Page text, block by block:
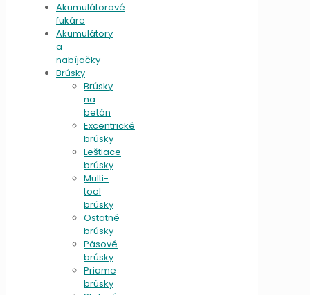
Akumulátorové
fukáre
Akumulátory
a
nabíjačky
Brúsky
Brúsky
na
betón
Excentrické
brúsky
Leštiace
brúsky
Multi-
tool
brúsky
Ostatné
brúsky
Pásové
brúsky
Priame
brúsky